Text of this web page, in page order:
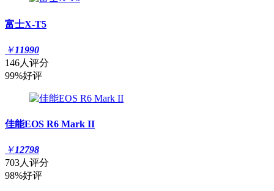
富士X-T5
￥11990
146人评分
99%好评
佳能EOS R6 Mark II
￥12798
703人评分
98%好评